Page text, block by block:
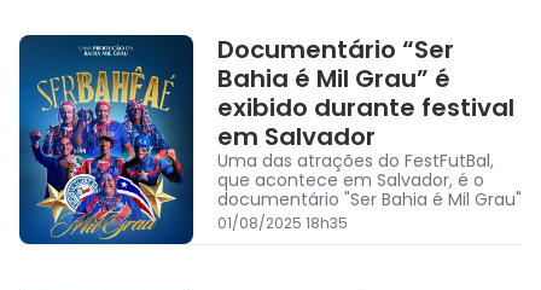
Documentário “Ser
Bahia é Mil Grau” é
exibido durante festival
em Salvador
Uma das atrações do FestFutBal,
que acontece em Salvador, é o
documentário "Ser Bahia é Mil Grau"
01/08/2025 18h35